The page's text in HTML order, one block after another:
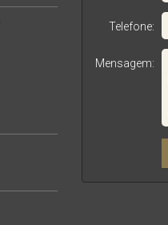
Telefone:
Mensagem: